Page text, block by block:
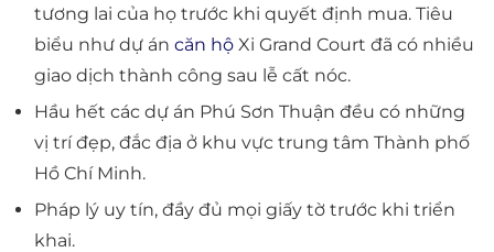
tương lai của họ trước khi quyết định mua. Tiêu
biểu như dự án căn hộXi Grand Court đã có nhiều
giao dịch thành công sau lễ cất nóc.
Hầu hết các dự án Phú Sơn Thuận đều có những
vị trí đẹp, đắc địa ở khu vực trung tâm Thành phố
Hồ Chí Minh.
Pháp lý uy tín, đầy đủ mọi giấy tờ trước khi triển
khai.